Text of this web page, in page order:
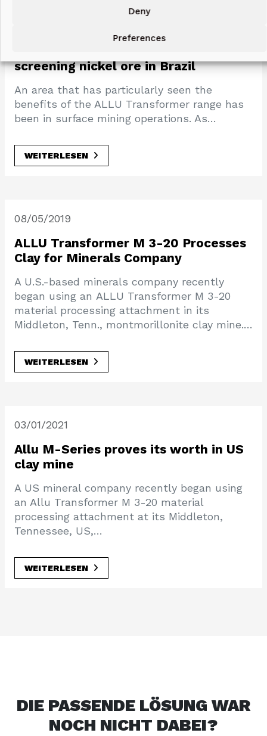
Deny
Preferences
screening nickel ore in Brazil
An area that has particularly seen the
benefits of the ALLU Transformer range has
been in surface mining operations. As…
WEITERLESEN
08/05/2019
ALLU Transformer M 3-20 Processes
Clay for Minerals Company
A U.S.-based minerals company recently
began using an ALLU Transformer M 3-20
material processing attachment in its
Middleton, Tenn., montmorillonite clay mine.…
WEITERLESEN
03/01/2021
Allu M-Series proves its worth in US
clay mine
A US mineral company recently began using
an Allu Transformer M 3-20 material
processing attachment at its Middleton,
Tennessee, US,…
WEITERLESEN
DIE PASSENDE LÖSUNG WAR
NOCH NICHT DABEI?